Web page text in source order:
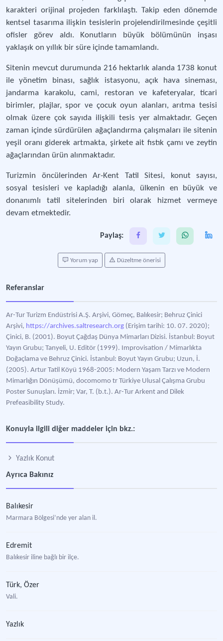
karakteri orijinal projeden farklılaştı. Takip eden dönemde
kentsel tasarıma ilişkin tesislerin projelendirilmesinde çeşitli
ofisler görev aldı. Konutların büyük bölümünün inşası
yaklaşık on yıllık bir süre içinde tamamlandı.
Sitenin mevcut durumunda 216 hektarlık alanda 1738 konut
ile yönetim binası, sağlık istasyonu, açık hava sineması,
jandarma karakolu, cami, restoran ve kafeteryalar, ticari
birimler, plajlar, spor ve çocuk oyun alanları, arıtma tesisi
olmak üzere çok sayıda ilişkili tesis yer almaktadır. Geçen
zaman içinde sürdürülen ağaçlandırma çalışmaları ile sitenin
yeşil oranı giderek artmakta, şirkete ait fıstık çamı ve zeytin
ağaçlarından ürün alınmaktadır.
Turizmin öncülerinden Ar-Kent Tatil Sitesi, konut sayısı,
sosyal tesisleri ve kapladığı alanla, ülkenin en büyük ve
donanımlı tatil sitelerinden biri olarak hizmet vermeye
devam etmektedir.
Paylaş:
Yorum yap Düzeltme önerisi
Referanslar
Ar-Tur Turizm Endüstrisi A.Ş. Arşivi, Gömeç, Balıkesir; Behruz Çinici
Arşivi, https://archives.saltresearch.org (Erişim tarihi: 10. 07. 2020);
Çinici, B. (2001). Boyut Çağdaş Dünya Mimarları Dizisi. İstanbul: Boyut
Yayın Grubu; Tanyeli, U. Editör (1999). Improvisation / Mimarlıkta
Doğaçlama ve Behruz Çinici. İstanbul: Boyut Yayın Grubu; Uzun, İ.
(2005). Artur Tatil Köyü 1968-2005: Modern Yaşam Tarzı ve Modern
Mimarlığın Dönüşümü, docomomo tr Türkiye Ulusal Çalışma Grubu
Poster Sunuşları. İzmir; Var, T. (b.t.). Ar-Tur Arkent and Dilek
Prefeasibility Study.
Konuyla ilgili diğer maddeler için bkz.:
Yazlık Konut
Ayrıca Bakınız
Balıkesir
Marmara Bölgesi’nde yer alan il.
Edremit
Balıkesir iline bağlı bir ilçe.
Türk, Özer
Vali.
Yazlık